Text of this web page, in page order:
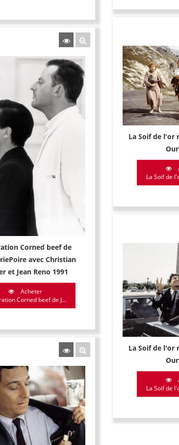
La Soif de l'or
La Soif de
Corned beef de
avec Christian
et Jean Reno 1991
Acheter
Corned beef de J...
La Soif de l'or
La Soif de